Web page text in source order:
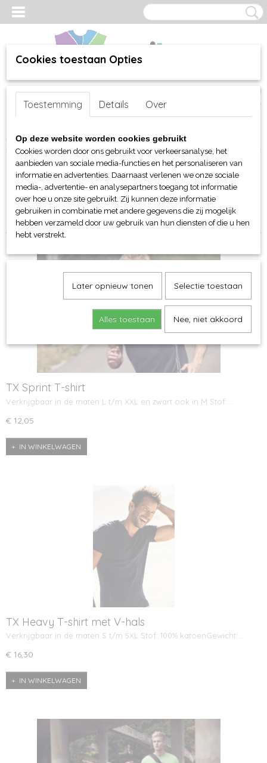
Inloggen Registreren
(0)
Home >webshop>Per merk >Printer Active Wear
Sorteer op:
1 2 »
TX Sprint T-shirt
Verkrijgbaar in de maten L t/m XXL en zwart ook in M Stof:…
€ 12,05
IN WINKELWAGEN
TX Heavy T-shirt met V-hals
Verkrijgbaar in de maten S t/m 5XL Stof: 100% katoenGewicht:…
€ 16,30
IN WINKELWAGEN
Cookies toestaan Opties
Toestemming Details Over
Op deze website worden cookies gebruikt
Cookies worden door ons gebruikt voor verkeersanalyse, het
aanbieden van sociale media-functies en het personaliseren van
informatie en advertenties. Daarnaast verlenen we onze sociale
media-, advertentie- en analysepartners toegang tot informatie
over hoe u onze site gebruikt. Zij kunnen deze informatie
gebruiken in combinatie met andere gegevens die zij mogelijk
hebben verzameld door uw gebruik van hun diensten of die u hen
hebt verstrekt.
Later opnieuw tonen Selectie toestaan
Alles toestaan Nee, niet akkoord